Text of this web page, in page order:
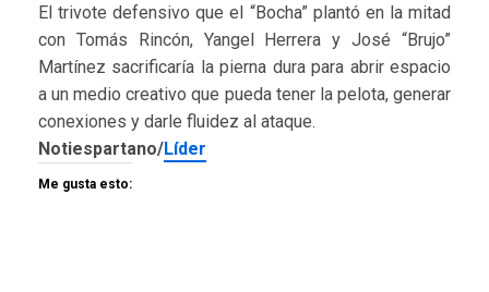
El trivote defensivo que el “Bocha” plantó en la mitad
con Tomás Rincón, Yangel Herrera y José “Brujo”
Martínez sacrificaría la pierna dura para abrir espacio
a un medio creativo que pueda tener la pelota, generar
conexiones y darle fluidez al ataque.
Notiespartano/Líder
Me gusta esto: